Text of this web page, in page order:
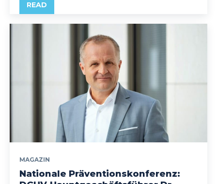
READ
MAGAZIN
Nationale Präventionskonferenz: